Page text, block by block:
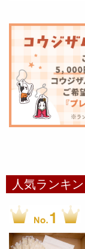
人気ランキ